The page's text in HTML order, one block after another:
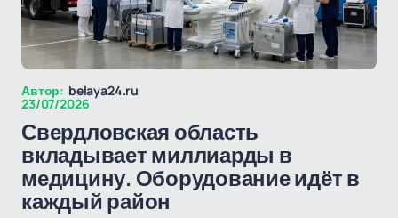
Автор: belaya24.ru
23/07/2026
Свердловская область
вкладывает миллиарды в
медицину. Оборудование идёт в
каждый район